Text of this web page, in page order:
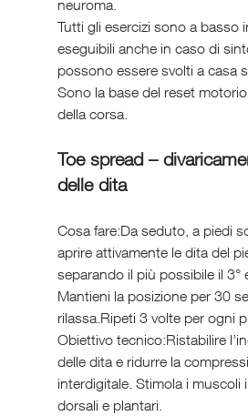
neuroma.
Tutti gli esercizi sono a basso
eseguibili anche in caso di
possono essere svolti a casa
Sono la base del reset
della corsa.
Toe spread –
delle dita
Cosa fare:Da seduto, a piedi
aprire attivamente le dita del
separando il più possibile il 3°
Mantieni la posizione per 30
rilassa.Ripeti 3 volte per ogni
Obiettivo tecnico:Ristabilire
delle dita e ridurre la
interdigitale. Stimola i muscoli
dorsali e plantari.